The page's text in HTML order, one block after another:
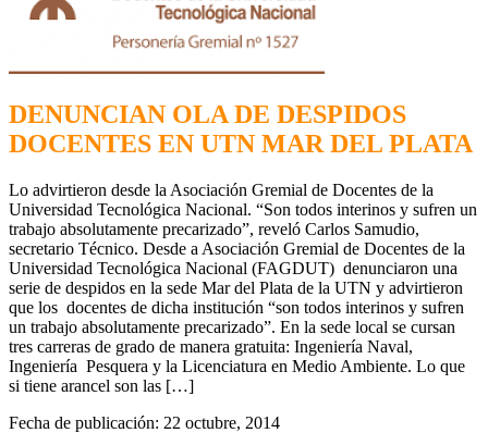
DENUNCIAN OLA DE DESPIDOS
DOCENTES EN UTN MAR DEL PLATA
Lo advirtieron desde la Asociación Gremial de Docentes de la
Universidad Tecnológica Nacional. “Son todos interinos y sufren un
trabajo absolutamente precarizado”, reveló Carlos Samudio,
secretario Técnico. Desde a Asociación Gremial de Docentes de la
Universidad Tecnológica Nacional (FAGDUT) denunciaron una
serie de despidos en la sede Mar del Plata de la UTN y advirtieron
que los docentes de dicha institución “son todos interinos y sufren
un trabajo absolutamente precarizado”. En la sede local se cursan
tres carreras de grado de manera gratuita: Ingeniería Naval,
Ingeniería Pesquera y la Licenciatura en Medio Ambiente. Lo que
si tiene arancel son las […]
Fecha de publicación: 22 octubre, 2014